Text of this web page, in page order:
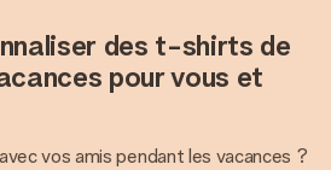
des t-shirts de
pour vous et
vos amis pendant les vacances ?